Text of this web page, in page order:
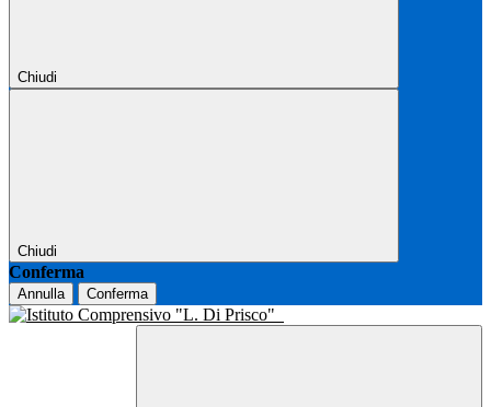
Chiudi
Chiudi
Conferma
Annulla Conferma